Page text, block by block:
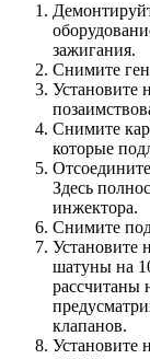
зажигания.
Снимите
Установите
Снимите
которые
Здесь
инжектора.
Снимите
Установите
шатуны на
рассчитаны
клапанов.
Установите